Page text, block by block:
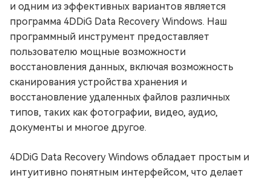
и одним из эффективных вариантов является
программа 4DDiG Data Recovery Windows. Наш
программный инструмент предоставляет
пользователю мощные возможности
восстановления данных, включая возможность
сканирования устройства хранения и
восстановление удаленных файлов различных
типов, таких как фотографии, видео, аудио,
документы и многое другое.
4DDiG Data Recovery Windows обладает простым и
интуитивно понятным интерфейсом, что делает